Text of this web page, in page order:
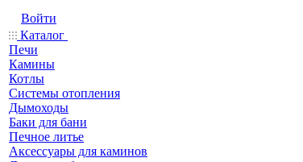
Войти
Каталог
Печи
Камины
Котлы
Системы отопления
Дымоходы
Баки для бани
Печное литье
Аксессуары для каминов